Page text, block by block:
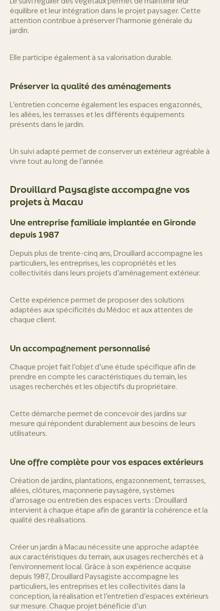
équilibre et leur intégration dans le projet paysager. Cette
attention contribue à préserver l’harmonie générale du
jardin.
Elle participe également à sa valorisation durable.
Préserver la qualité des aménagements
L’entretien concerne également les espaces engazonnés,
les allées, les terrasses et les différents équipements
présents dans le jardin.
Un suivi adapté permet de conserver un extérieur agréable à
vivre tout au long de l’année.
Drouillard Paysagiste accompagne vos
projets à Macau
Une entreprise familiale implantée en Gironde
depuis 1987
Depuis plus de trente-cinq ans, Drouillard accompagne les
particuliers, les entreprises, les copropriétés et les
collectivités dans leurs projets d’aménagement extérieur.
Cette expérience permet de proposer des solutions
adaptées aux spécificités du Médoc et aux attentes de
chaque client.
Un accompagnement personnalisé
Chaque projet fait l’objet d’une étude spécifique afin de
prendre en compte les caractéristiques du terrain, les
usages recherchés et les objectifs du propriétaire.
Cette démarche permet de concevoir des jardins sur
mesure qui répondent durablement aux besoins de leurs
utilisateurs.
Une offre complète pour vos espaces extérieurs
Création de jardins, plantations, engazonnement, terrasses,
allées, clôtures, maçonnerie paysagère, systèmes
d’arrosage ou entretien des espaces verts : Drouillard
intervient à chaque étape afin de garantir la cohérence et la
qualité des réalisations.
Créer un jardin à Macau nécessite une approche adaptée
aux caractéristiques du terrain, aux usages recherchés et à
l’environnement local. Grâce à son expérience acquise
depuis 1987, Drouillard Paysagiste accompagne les
particuliers, les entreprises et les collectivités dans la
conception, la réalisation et l’entretien d’espaces extérieurs
sur mesure. Chaque projet bénéficie d’un